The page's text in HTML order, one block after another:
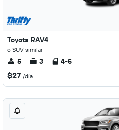
Toyota RAV4
o SUV similar
5 3 4-5
$27 /día